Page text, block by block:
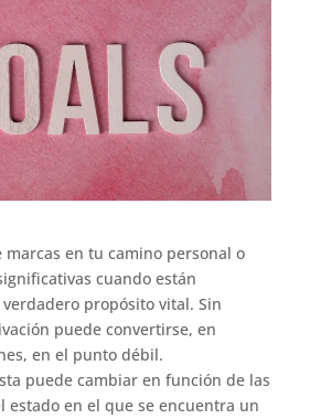
marcas en tu camino personal o
cuando están
propósito vital. Sin
puede convertirse, en
en el punto débil.
puede cambiar en función de las
estado en el que se encuentra un